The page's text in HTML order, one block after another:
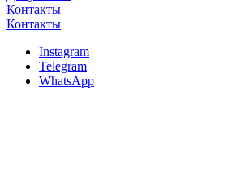
Контакты
Контакты
Instagram
Telegram
WhatsApp